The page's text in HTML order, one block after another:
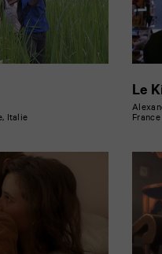
Italie
Le
France